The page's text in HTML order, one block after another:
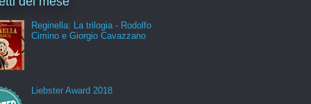
Reginella: La trilogia - Rodolfo
Cimino e Giorgio Cavazzano
Liebster Award 2018